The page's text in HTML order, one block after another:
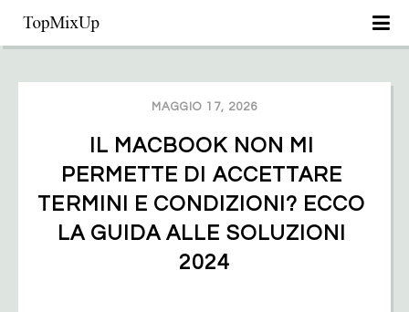
MAGGIO 17, 2026
IL MACBOOK NON MI
PERMETTE DI ACCETTARE
TERMINI E CONDIZIONI? ECCO
LA GUIDA ALLE SOLUZIONI
2024